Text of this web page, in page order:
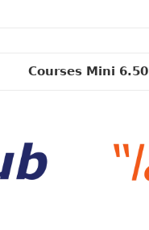
Courses Mini 6.50